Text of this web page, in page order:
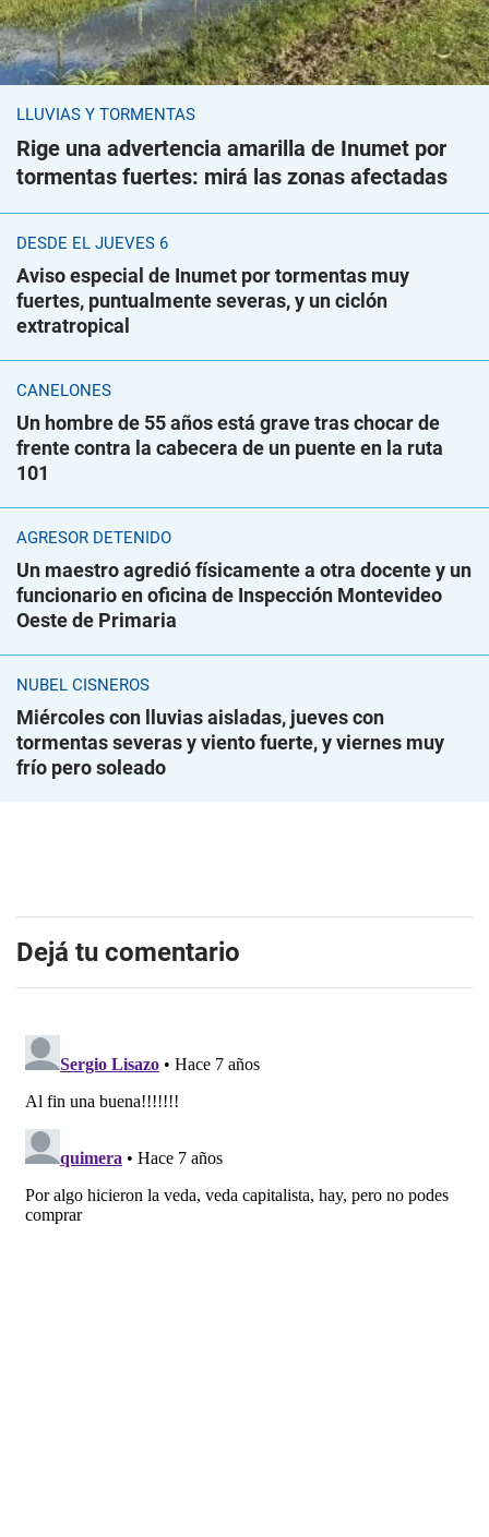
LLUVIAS Y TORMENTAS
Rige una advertencia amarilla de Inumet por
tormentas fuertes: mirá las zonas afectadas
DESDE EL JUEVES 6
Aviso especial de Inumet por tormentas muy
fuertes, puntualmente severas, y un ciclón
extratropical
CANELONES
Un hombre de 55 años está grave tras chocar de
frente contra la cabecera de un puente en la ruta
101
AGRESOR DETENIDO
Un maestro agredió físicamente a otra docente y un
funcionario en oficina de Inspección Montevideo
Oeste de Primaria
NUBEL CISNEROS
Miércoles con lluvias aisladas, jueves con
tormentas severas y viento fuerte, y viernes muy
frío pero soleado
Dejá tu comentario